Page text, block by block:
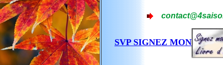
SVP SIGNEZ MON